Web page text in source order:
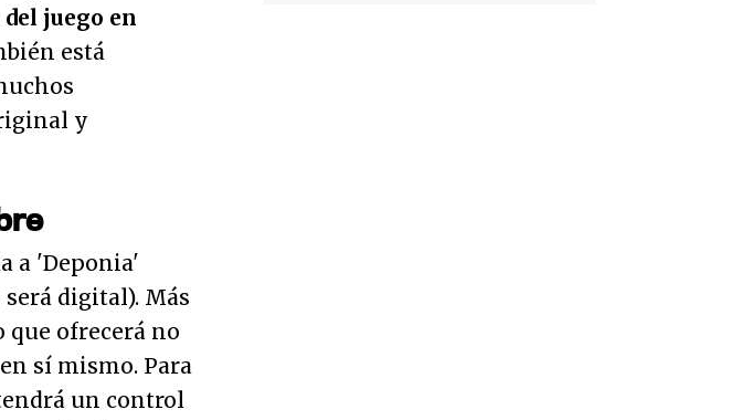
juego en
está
y
a 'Deponia'
digital). Más
que ofrecerá no
sí mismo. Para
un control